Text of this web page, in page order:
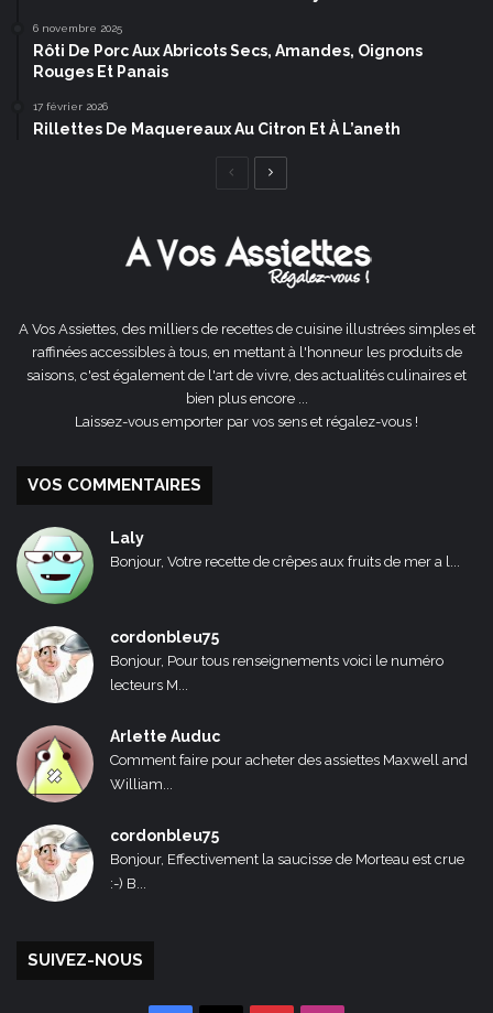
6 novembre 2025
Rôti De Porc Aux Abricots Secs, Amandes, Oignons
Rouges Et Panais
17 février 2026
Rillettes De Maquereaux Au Citron Et À L’aneth
Page
A Vos Assiettes, des milliers de recettes de cuisine illustrées simples et
raffinées accessibles à tous, en mettant à l'honneur les produits de
saisons, c'est également de l'art de vivre, des actualités culinaires et
bien plus encore ...
Laissez-vous emporter par vos sens et régalez-vous !
VOS COMMENTAIRES
Laly
Bonjour, Votre recette de crêpes aux fruits de mer a l...
cordonbleu75
Bonjour, Pour tous renseignements voici le numéro
lecteurs M...
Arlette Auduc
Comment faire pour acheter des assiettes Maxwell and
William...
cordonbleu75
Bonjour, Effectivement la saucisse de Morteau est crue
:-) B...
SUIVEZ-NOUS